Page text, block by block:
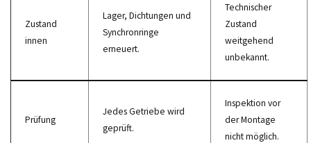
Zustand
innen
Lager, Dichtungen und
Synchronringe
erneuert.
Technischer
Zustand
weitgehend
unbekannt.
Prüfung
Jedes Getriebe wird
geprüft.
Inspektion vor
der Montage
nicht möglich.